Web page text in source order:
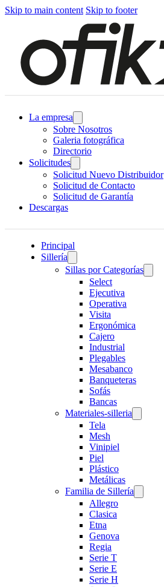
Skip to main content Skip to footer
La empresa
Sobre Nosotros
Galeria fotográfica
Directorio
Solicitudes
Solicitud Nuevo Distribuidor
Solicitud de Contacto
Solicitud de Garantía
Descargas
Principal
Sillería
Sillas por Categorías
Select
Ejecutiva
Operativa
Visita
Ergonómica
Cajero
Industrial
Plegables
Mesabanco
Banqueteras
Sofás
Bancas
Materiales-silleria
Tela
Mesh
Vinipiel
Piel
Plástico
Metálicas
Familia de Sillería
Allegro
Clasica
Etna
Genova
Regia
Serie T
Serie E
Serie H